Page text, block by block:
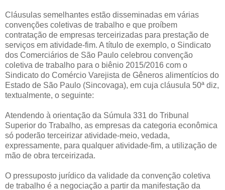
Cláusulas semelhantes estão disseminadas em várias
convenções coletivas de trabalho e que proíbem
contratação de empresas terceirizadas para prestação de
serviços em atividade-fim. A título de exemplo, o Sindicato
dos Comerciários de São Paulo celebrou convenção
coletiva de trabalho para o biênio 2015/2016 com o
Sindicato do Comércio Varejista de Gêneros alimentícios do
Estado de São Paulo (Sincovaga), em cuja cláusula 50ª diz,
textualmente, o seguinte:
Atendendo à orientação da Súmula 331 do Tribunal
Superior do Trabalho, as empresas da categoria econômica
só poderão terceirizar atividade-meio, vedada,
expressamente, para qualquer atividade-fim, a utilização de
mão de obra terceirizada.
O pressuposto jurídico da validade da convenção coletiva
de trabalho é a negociação a partir da manifestação da